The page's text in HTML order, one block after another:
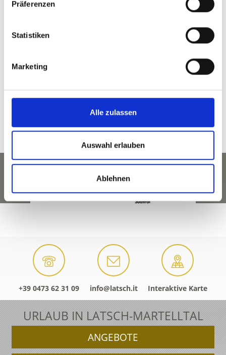
Präferenzen
Statistiken
Marketing
Alle zulassen
Auswahl erlauben
Ablehnen
zurück zur Übersicht
WAR DER INHALT FÜR SIE HILFREICH?
Ja
Nein
+39 0473 62 31 09 info@latsch.it Interaktive Karte
URLAUB IN LATSCH-MARTELLTAL
ANGEBOTE